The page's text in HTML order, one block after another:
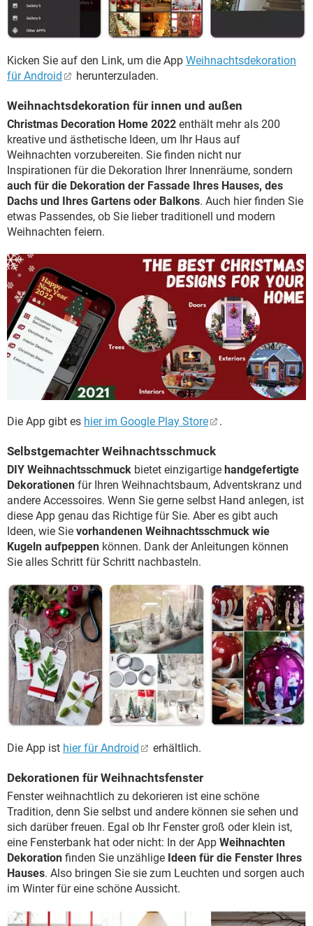
Kicken Sie auf den Link, um die App Weihnachtsdekoration
für Android
herunterzuladen.
Weihnachtsdekoration für innen und außen
Christmas Decoration Home 2022 enthält mehr als 200
kreative und ästhetische Ideen, um Ihr Haus auf
Weihnachten vorzubereiten. Sie finden nicht nur
Inspirationen für die Dekoration Ihrer Innenräume, sondern
auch für die Dekoration der Fassade Ihres Hauses, des
Dachs und Ihres Gartens oder Balkons. Auch hier finden Sie
etwas Passendes, ob Sie lieber traditionell und modern
Weihnachten feiern.
Die App gibt es hier im Google Play Store .
Selbstgemachter Weihnachtsschmuck
DIY Weihnachtsschmuck bietet einzigartige handgefertigte
Dekorationen für Ihren Weihnachtsbaum, Adventskranz und
andere Accessoires. Wenn Sie gerne selbst Hand anlegen, ist
diese App genau das Richtige für Sie. Aber es gibt auch
Ideen, wie Sie vorhandenen Weihnachtsschmuck wie
Kugeln aufpeppen können. Dank der Anleitungen können
Sie alles Schritt für Schritt nachbasteln.
Die App ist hier für Android erhältlich.
Dekorationen für Weihnachtsfenster
Fenster weihnachtlich zu dekorieren ist eine schöne
Tradition, denn Sie selbst und andere können sie sehen und
sich darüber freuen. Egal ob Ihr Fenster groß oder klein ist,
eine Fensterbank hat oder nicht: In der App Weihnachten
Dekoration finden Sie unzählige Ideen für die Fenster Ihres
Hauses. Also bringen Sie sie zum Leuchten und sorgen auch
im Winter für eine schöne Aussicht.